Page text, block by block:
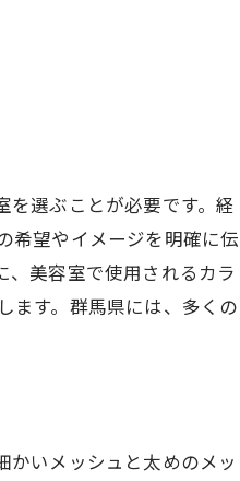
選ぶことが必要です。経
希望やイメージを明確に伝
、美容室で使用されるカラ
ます。群馬県には、多くの
かいメッシュと太めのメッ